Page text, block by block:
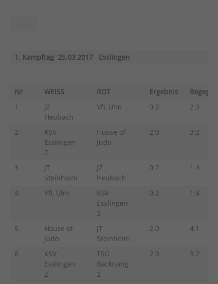
1. Kampftag 25.03.2017 Esslingen
Nr WEISS ROT Ergebnis
Begegn.
1
JZ
Heubach
VfL Ulm 0:2 2:3
2
KSV
Esslingen
2
House of
Judo
2:0 3:2
3
JT
Steinheim
JZ
Heubach
0:2 1:4
4 VfL Ulm
KSV
Esslingen
2
0:2 1:4
5
House of
Judo
JT
Steinheim
2:0 4:1
6
KSV
Esslingen
2
TSG
Backnang
2
2:0 3:2